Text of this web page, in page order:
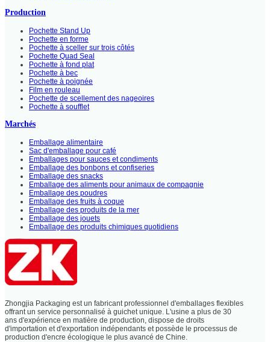
Production
Pochette Stand Up
Pochette en forme
Pochette à sceller sur trois côtés
Pochette Quad Seal
Pochette à fond plat
Pochette à bec
Pochette à poignée
Film en rouleau
Pochette de scellement des nageoires
Pochette à soufflet
Marchés
Emballage alimentaire
Sac d'emballage pour café
Emballages pour sauces et condiments
Emballage des bonbons et confiseries
Emballage des snacks
Emballage des aliments pour animaux de compagnie
Emballage des poudres
Emballage des fruits à coque
Emballage des produits de la mer
Emballage des jouets
Emballage des produits chimiques quotidiens
Zhongjia Packaging est un fabricant professionnel d'emballages flexibles
offrant un service personnalisé à guichet unique. L'usine a plus de 30
ans d'expérience en matière de production, dispose de droits
d'importation et d'exportation indépendants et possède le processus de
production d'encre écologique le plus avancé de Chine.